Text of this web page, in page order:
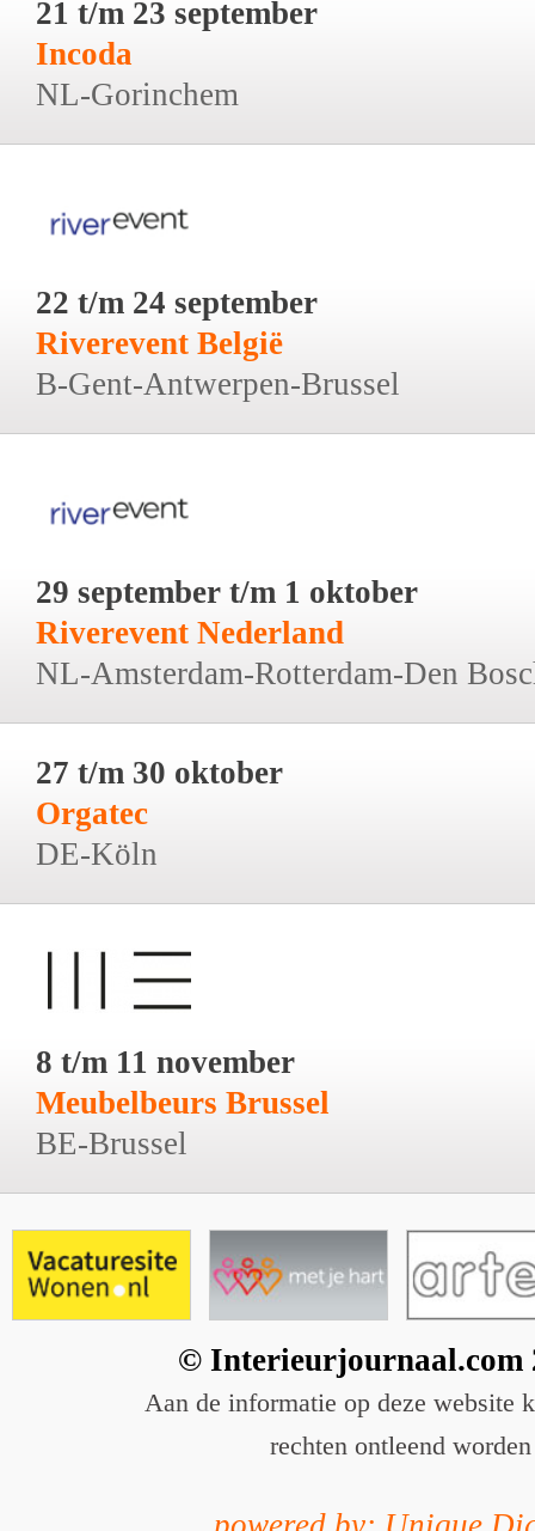
21 t/m 23 september
Incoda
NL-Gorinchem
22 t/m 24 september
Riverevent België
B-Gent-Antwerpen-Brussel
29 september t/m 1 oktober
Riverevent Nederland
NL-Amsterdam-Rotterdam-Den
27 t/m 30 oktober
Orgatec
DE-Köln
8 t/m 11 november
Meubelbeurs Brussel
BE-Brussel
© Interieurjournaal.com
Aan de informatie op deze website
rechten ontleend worden